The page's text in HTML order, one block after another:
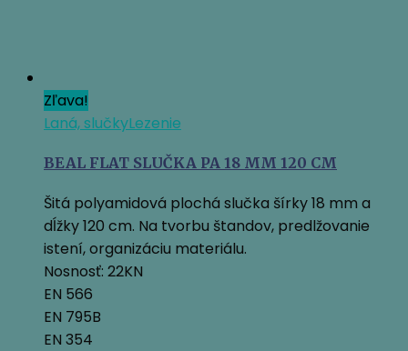
Zľava!
Laná, slučkyLezenie
BEAL FLAT SLUČKA PA 18 MM 120 CM
Šitá polyamidová plochá slučka šírky 18 mm a
dĺžky 120 cm. Na tvorbu štandov, predlžovanie
istení, organizáciu materiálu.
Nosnosť: 22KN
EN 566
EN 795B
EN 354